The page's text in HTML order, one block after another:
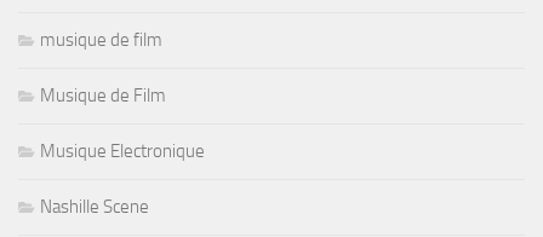
musique de film
Musique de Film
Musique Electronique
Nashille Scene